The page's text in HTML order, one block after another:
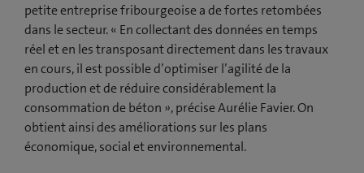
petite entreprise fribourgeoise a de fortes retombées
dans le secteur. « En collectant des données en temps
réel et en les transposant directement dans les travaux
en cours, il est possible d’optimiser l’agilité de la
production et de réduire considérablement la
consommation de béton », précise Aurélie Favier. On
obtient ainsi des améliorations sur les plans
économique, social et environnemental.